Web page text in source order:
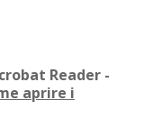
Reader -
aprire i